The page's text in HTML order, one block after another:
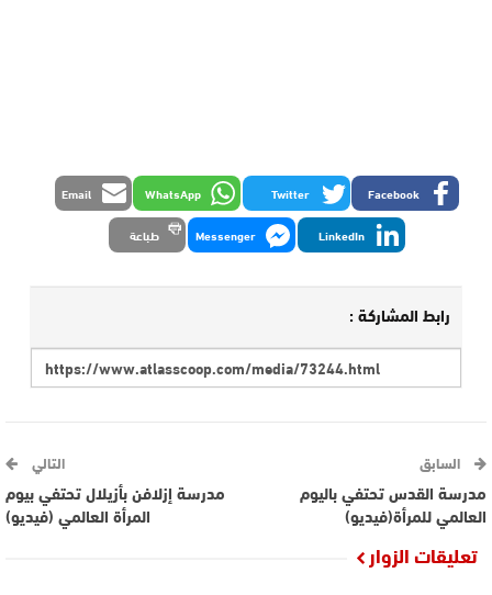
Facebook
Twitter
WhatsApp
Email
LinkedIn
Messenger طباعة
رابط المشاركة :
السابق
مدرسة القدس تحتفي باليوم
العالمي للمرأة(فيديو)
التالي
مدرسة إزلافن بأزيلال تحتفي بيوم
المرأة العالمي (فيديو)
تعليقات الزوار